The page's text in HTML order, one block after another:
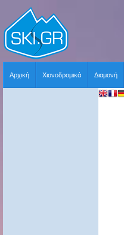
Αρχική Χιονοδρομικά Διαμονή